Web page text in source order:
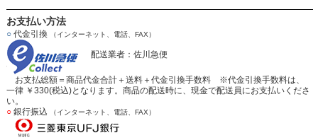
お支払い方法
○代金引換 （インターネット、電話、FAX）
配送業者：佐川急便
お支払総額＝商品代金合計＋送料＋代金引換手数料 ※代金引換手数料は、
一律 ￥330(税込)となります。商品の配送時に、現金で配送員にお支払いくださ
い。
○銀行振込 （インターネット、電話、FAX）